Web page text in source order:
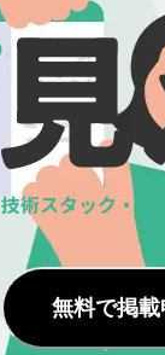
技術スタック・ツ
無料で掲載